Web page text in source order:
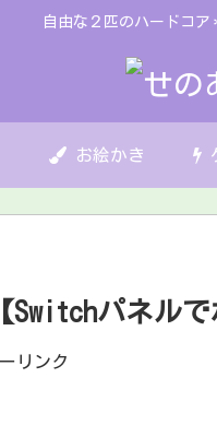
自由な２匹のハードコア
お絵かき
パネルで
リンク